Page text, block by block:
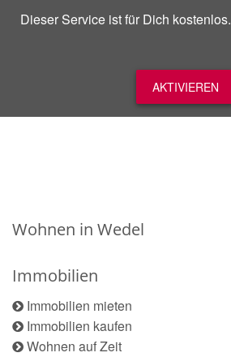
Dieser Service ist für Dich kostenlos.
AKTIVIEREN
Wohnen in Wedel
Immobilien
Immobilien mieten
Immobilien kaufen
Wohnen auf Zeit